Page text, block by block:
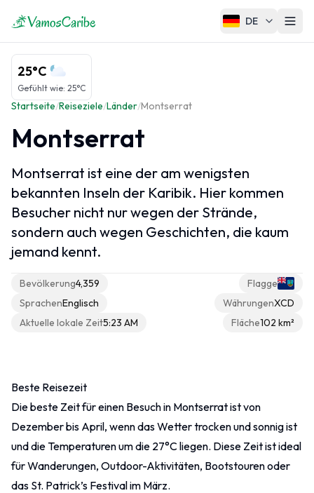
Karibiküberblick
Karte der Karibik
Klima der Karibik
Kreuzfahrten in der Karibik
Karibische Regionen
Große Antillen
Französische Karibik
Karibische Niederlande
Kontakt
DE
Startseite/Reiseziele/Länder/Montserrat
Montserrat
Montserrat ist eine der am wenigsten
bekannten Inseln der Karibik. Hier kommen
Besucher nicht nur wegen der Strände,
sondern auch wegen Geschichten, die kaum
jemand kennt.
Bevölkerung4,359
SprachenEnglisch
Aktuelle lokale Zeit5:23 AM
Flagge
WährungenXCD
Fläche102 km²
25°C
Gefühlt wie: 25°C
Beste Reisezeit
Die beste Zeit für einen Besuch in Montserrat ist von
Dezember bis April, wenn das Wetter trocken und sonnig ist
und die Temperaturen um die 27°C liegen. Diese Zeit ist ideal
für Wanderungen, Outdoor-Aktivitäten, Bootstouren oder
das St. Patrick’s Festival im März.